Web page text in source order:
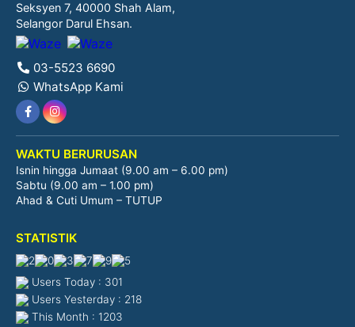
Seksyen 7, 40000 Shah Alam,
Selangor Darul Ehsan.
03-5523 6690
WhatsApp Kami
WAKTU BERURUSAN
Isnin hingga Jumaat (9.00 am – 6.00 pm)
Sabtu (9.00 am – 1.00 pm)
Ahad & Cuti Umum – TUTUP
STATISTIK
Users Today : 301
Users Yesterday : 218
This Month : 1203